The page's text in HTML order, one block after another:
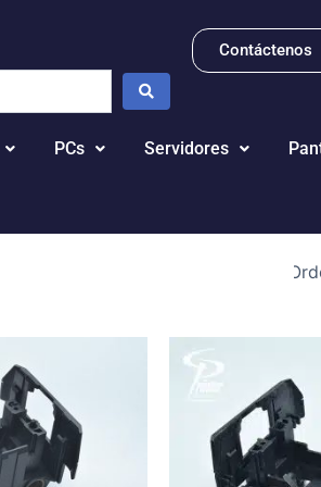
Contáctenos
PCs Servidores